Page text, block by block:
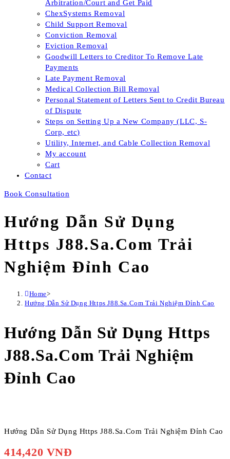
Arbitration/Court and Get Paid
ChexSystems Removal
Child Support Removal
Conviction Removal
Eviction Removal
Goodwill Letters to Creditor To Remove Late
Payments
Late Payment Removal
Medical Collection Bill Removal
Personal Statement of Letters Sent to Credit Bureau
of Dispute
Steps on Setting Up a New Company (LLC, S-
Corp, etc)
Utility, Internet, and Cable Collection Removal
My account
Cart
Contact
Book Consultation
Hướng Dẫn Sử Dụng
Https J88.Sa.Com Trải
Nghiệm Đỉnh Cao
Home>
Hướng Dẫn Sử Dụng Https J88.Sa.Com Trải Nghiệm Đỉnh Cao
Hướng Dẫn Sử Dụng Https
J88.Sa.Com Trải Nghiệm
Đỉnh Cao
Hướng Dẫn Sử Dụng Https J88.Sa.Com Trải Nghiệm Đỉnh Cao
414,420 VNĐ